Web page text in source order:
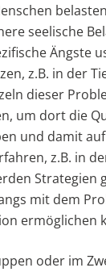
seelische
Ängste
z.B. in der
dieser
um dort die
und damit
z.B. in
Strategien
mit dem
ermöglichen
oder im